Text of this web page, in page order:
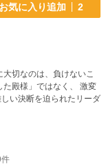
お気に入り追加 2
大切なのは、負けないこ
い決断を迫られたリーダ